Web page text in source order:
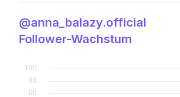
@anna_balazy.official
Follower-Wachstum